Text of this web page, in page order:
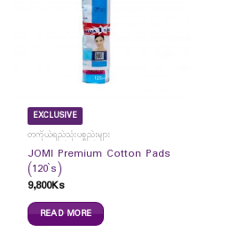
EXCLUSIVE
တကိုယ်ရည်သုံးပစ္စည်းများ
JOMI Premium Cotton Pads
(120`s)
9,800Ks
READ MORE